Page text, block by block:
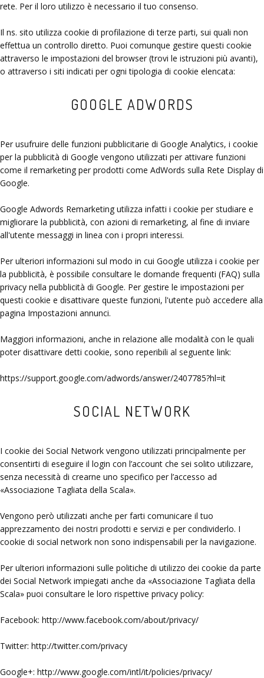
rete. Per il loro utilizzo è necessario il tuo consenso.
Il ns. sito utilizza cookie di profilazione di terze parti, sui quali non
effettua un controllo diretto. Puoi comunque gestire questi cookie
attraverso le impostazioni del browser (trovi le istruzioni più avanti),
o attraverso i siti indicati per ogni tipologia di cookie elencata:
GOOGLE ADWORDS
Per usufruire delle funzioni pubblicitarie di Google Analytics, i cookie
per la pubblicità di Google vengono utilizzati per attivare funzioni
come il remarketing per prodotti come AdWords sulla Rete Display di
Google.
Google Adwords Remarketing utilizza infatti i cookie per studiare e
migliorare la pubblicità, con azioni di remarketing, al fine di inviare
all'utente messaggi in linea con i propri interessi.
Per ulteriori informazioni sul modo in cui Google utilizza i cookie per
la pubblicità, è possibile consultare le domande frequenti (FAQ) sulla
privacy nella pubblicità di Google. Per gestire le impostazioni per
questi cookie e disattivare queste funzioni, l'utente può accedere alla
pagina Impostazioni annunci.
Maggiori informazioni, anche in relazione alle modalità con le quali
poter disattivare detti cookie, sono reperibili al seguente link:
https://support.google.com/adwords/answer/2407785?hl=it
SOCIAL NETWORK
I cookie dei Social Network vengono utilizzati principalmente per
consentirti di eseguire il login con l’account che sei solito utilizzare,
senza necessità di crearne uno specifico per l’accesso ad
Associazione Tagliata della Scala .
Vengono però utilizzati anche per farti comunicare il tuo
apprezzamento dei nostri prodotti e servizi e per condividerlo. I
cookie di social network non sono indispensabili per la navigazione.
Per ulteriori informazioni sulle politiche di utilizzo dei cookie da parte
dei Social Network impiegati anche da
Associazione Tagliata della
Scala
puoi consultare le loro rispettive privacy policy:
Facebook: http://www.facebook.com/about/privacy/
Twitter: http://twitter.com/privacy
Google+: http://www.google.com/intl/it/policies/privacy/